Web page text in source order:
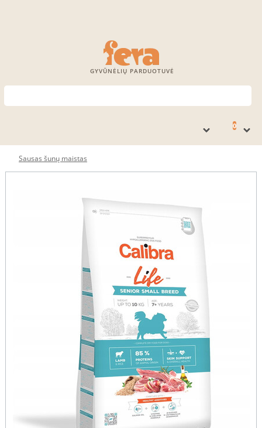
GYVŪNĖLIŲ PARDUOTUVĖ
0
Sausas šunų maistas